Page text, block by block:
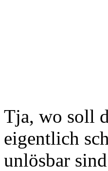
Tja, wo soll
eigentlich
unlösbar